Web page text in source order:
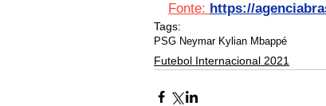
Fonte: https://
Tags:
PSG Neymar Kylian Mbappé
Futebol Internacional 2021